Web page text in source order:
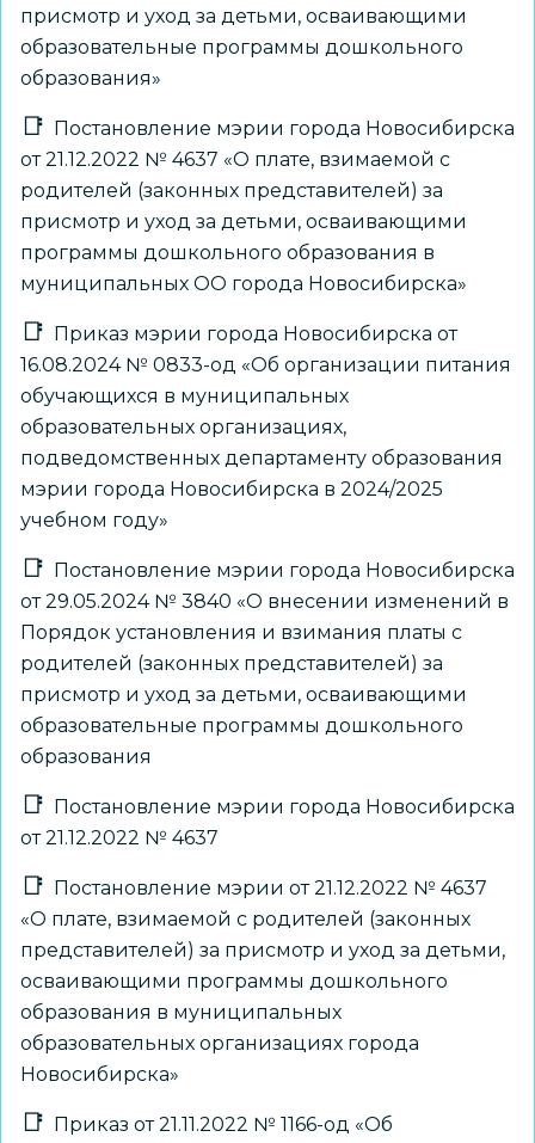
присмотр и уход за детьми, осваивающими
образовательные программы дошкольного
образования»
Постановление мэрии города Новосибирска
от 21.12.2022 № 4637 «О плате, взимаемой с
родителей (законных представителей) за
присмотр и уход за детьми, осваивающими
программы дошкольного образования в
муниципальных ОО города Новосибирска»
Приказ мэрии города Новосибирска от
16.08.2024 № 0833-од «Об организации питания
обучающихся в муниципальных
образовательных организациях,
подведомственных департаменту образования
мэрии города Новосибирска в 2024/2025
учебном году»
Постановление мэрии города Новосибирска
от 29.05.2024 № 3840 «О внесении изменений в
Порядок установления и взимания платы с
родителей (законных представителей) за
присмотр и уход за детьми, осваивающими
образовательные программы дошкольного
образования
Постановление мэрии города Новосибирска
от 21.12.2022 № 4637
Постановление мэрии от 21.12.2022 № 4637
«О плате, взимаемой с родителей (законных
представителей) за присмотр и уход за детьми,
осваивающими программы дошкольного
образования в муниципальных
образовательных организациях города
Новосибирска»
Приказ от 21.11.2022 № 1166-од «Об